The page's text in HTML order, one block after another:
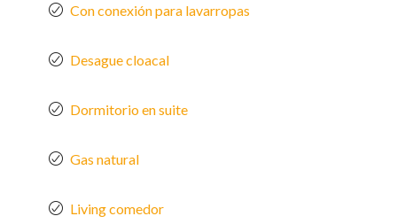
Con conexión para lavarropas
Desague cloacal
Dormitorio en suite
Gas natural
Living comedor